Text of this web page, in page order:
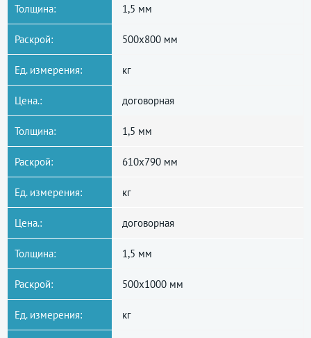
Толщина: 1,5 мм
Раскрой: 500x800 мм
Ед. измерения: кг
Цена.: договорная
Толщина: 1,5 мм
Раскрой: 610x790 мм
Ед. измерения: кг
Цена.: договорная
Толщина: 1,5 мм
Раскрой: 500x1000 мм
Ед. измерения: кг